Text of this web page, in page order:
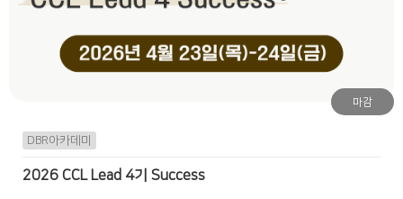
마감
DBR아카데미
2026 CCL Lead 4기 Success